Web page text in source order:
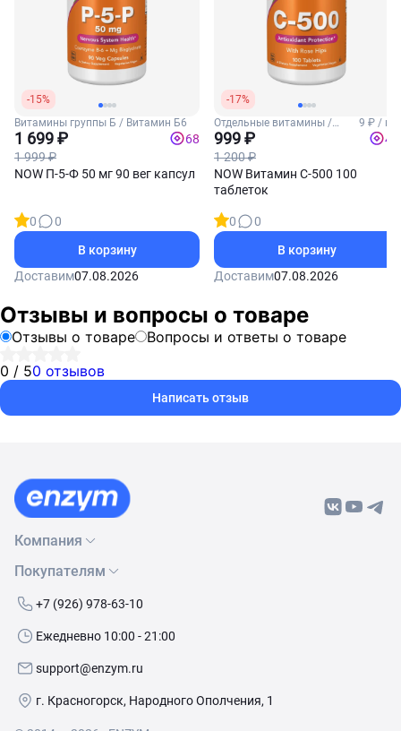
-15%
Витамины группы Б / Витамин Б6
1 699 ₽
1 999 ₽
68
NOW П-5-Ф 50 мг 90 вег капсул
0
0
В корзину
Доставим07.08.2026
-17%
Отдельные витамины /
Витамин С
9 ₽ / шт
999 ₽
1 200 ₽
40
NOW Витамин С-500 100
таблеток
0
0
В корзину
Доставим07.08.2026
Отзывы и вопросы о товаре
Отзывы о товаре
Вопросы и ответы о товаре
0 / 50 отзывов
Написать отзыв
Компания
О нас
Бренды
Контакты
Покупателям
Как сделать заказ
Условия доставки
+7 (926) 978-63-10
Ежедневно 10:00 - 21:00
support@enzym.ru
г. Красногорск, Народного Ополчения, 1